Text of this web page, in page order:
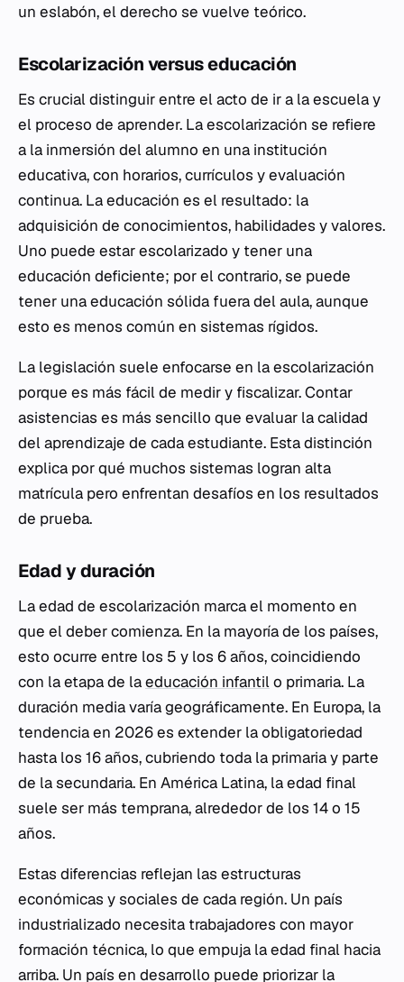
un eslabón, el derecho se vuelve teórico.
Escolarización versus educación
Es crucial distinguir entre el acto de ir a la escuela y
el proceso de aprender. La escolarización se refiere
a la inmersión del alumno en una institución
educativa, con horarios, currículos y evaluación
continua. La educación es el resultado: la
adquisición de conocimientos, habilidades y valores.
Uno puede estar escolarizado y tener una
educación deficiente; por el contrario, se puede
tener una educación sólida fuera del aula, aunque
esto es menos común en sistemas rígidos.
La legislación suele enfocarse en la escolarización
porque es más fácil de medir y fiscalizar. Contar
asistencias es más sencillo que evaluar la calidad
del aprendizaje de cada estudiante. Esta distinción
explica por qué muchos sistemas logran alta
matrícula pero enfrentan desafíos en los resultados
de prueba.
Edad y duración
La edad de escolarización marca el momento en
que el deber comienza. En la mayoría de los países,
esto ocurre entre los 5 y los 6 años, coincidiendo
con la etapa de laeducación infantilo primaria. La
duración media varía geográficamente. En Europa, la
tendencia en 2026 es extender la obligatoriedad
hasta los 16 años, cubriendo toda la primaria y parte
de la secundaria. En América Latina, la edad final
suele ser más temprana, alrededor de los 14 o 15
años.
Estas diferencias reflejan las estructuras
económicas y sociales de cada región. Un país
industrializado necesita trabajadores con mayor
formación técnica, lo que empuja la edad final hacia
arriba. Un país en desarrollo puede priorizar la